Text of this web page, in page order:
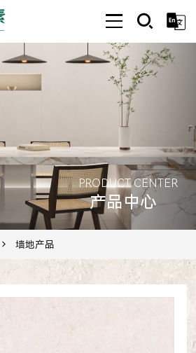
PRODUCT CENTER
产品中心
墙地产品